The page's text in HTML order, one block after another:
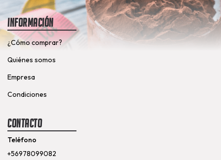
Información
¿Cómo comprar?
Quiénes somos
Empresa
Condiciones
Contacto
Teléfono
+56978099082